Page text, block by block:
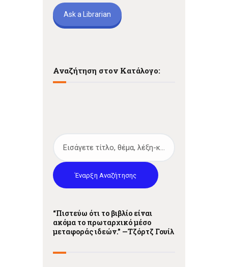
Ask a Librarian
Αναζήτηση στον Κατάλογο:
Έναρξη Αναζήτησης
“Πιστεύω ότι το βιβλίο είναι
ακόμα το πρωταρχικό μέσο
μεταφοράς ιδεών.” —Τζόρτζ Γουίλ